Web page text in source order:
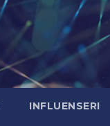
INFLUENSERI